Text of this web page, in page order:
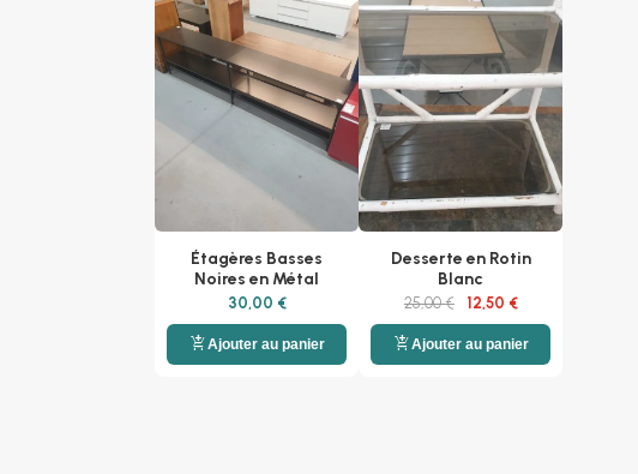
Étagères Basses
Noires en Métal
30,00 €
add_shopping_cartAjouter au panier
Desserte en Rotin
Blanc
25,00 € 12,50 €
add_shopping_cartAjouter au panier